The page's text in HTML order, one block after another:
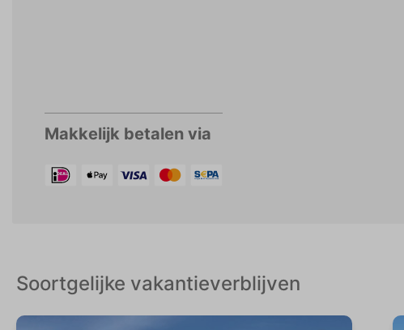
Makkelijk betalen via
Soortgelijke vakantieverblijven